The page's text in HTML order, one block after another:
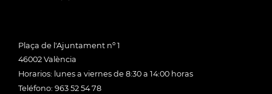
Plaça de l'Ajuntament nº 1
46002 València
Horarios: lunes a viernes de 8:30 a 14:00 horas
Teléfono: 963 52 54 78